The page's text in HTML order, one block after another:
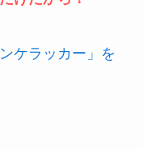
ケラッカー」を